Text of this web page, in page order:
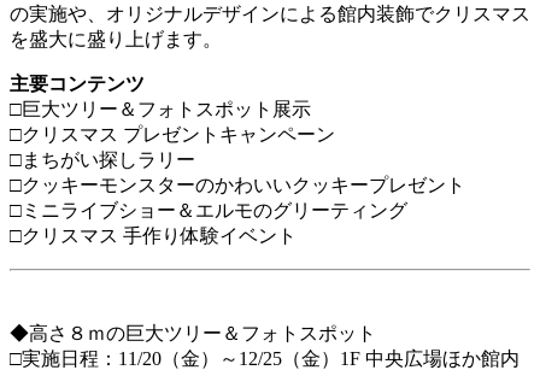
の実施や、オリジナルデザインによる館内装飾でクリスマス
を盛大に盛り上げます。
主要コンテンツ
□巨大ツリー＆フォトスポット展示
□クリスマス プレゼントキャンペーン
□まちがい探しラリー
□クッキーモンスターのかわいいクッキープレゼント
□ミニライブショー＆エルモのグリーティング
□クリスマス 手作り体験イベント
◆高さ８ｍの巨大ツリー＆フォトスポット
□実施日程：11/20（金）～12/25（金）1F 中央広場ほか館内